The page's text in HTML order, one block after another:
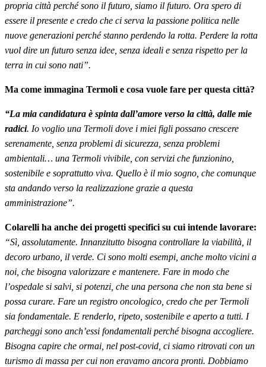
propria città perché sono il futuro, siamo il futuro. Ora spero di
essere il presente e credo che ci serva la passione politica nelle
nuove generazioni perché stanno perdendo la rotta. Perdere la rotta
vuol dire un futuro senza idee, senza ideali e senza rispetto per la
terra in cui sono nati”.
Ma come immagina Termoli e cosa vuole fare per questa città?
“La mia candidatura è spinta dall’amore verso la città, dalle mie
radici. Io voglio una Termoli dove i miei figli possano crescere
serenamente, senza problemi di sicurezza, senza problemi
ambientali… una Termoli vivibile, con servizi che funzionino,
sostenibile e soprattutto viva. Quello è il mio sogno, che comunque
sta andando verso la realizzazione grazie a questa
amministrazione”.
Colarelli ha anche dei progetti specifici su cui intende lavorare:
“Sì, assolutamente. Innanzitutto bisogna controllare la viabilità, il
decoro urbano, il verde. Ci sono molti esempi, anche molto vicini a
noi, che bisogna valorizzare e mantenere. Fare in modo che
l’ospedale si salvi, si potenzi, che una persona che non sta bene si
possa curare. Fare un registro oncologico, credo che per Termoli
sia fondamentale. E renderlo, ripeto, sostenibile e aperto a tutti. I
parcheggi sono anch’essi fondamentali perché bisogna accogliere.
Bisogna capire che ormai, nel post-covid, ci siamo ritrovati con un
turismo di massa per cui non eravamo ancora pronti. Dobbiamo